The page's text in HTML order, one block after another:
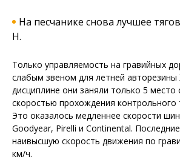
На песчанике снова лучшее
Н.
Только управляемость на гравийных
слабым звеном для летней авторезины
дисциплине они заняли только 5 место
скоростью прохождения контрольного
Это оказалось медленнее скорости
Goodyear, Pirelli и Continental.
наивысшую скорость движения по
км/ч.